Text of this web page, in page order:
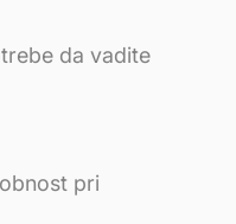
da vadite
pri